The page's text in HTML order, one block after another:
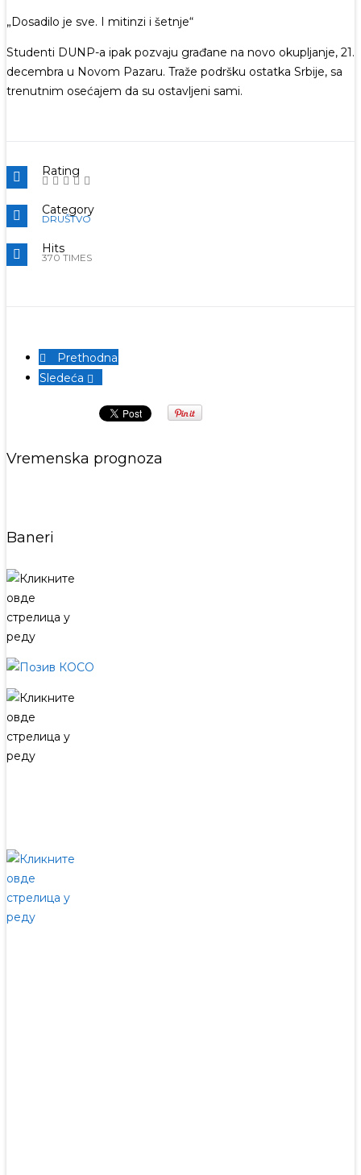
„Dosadilo je sve. I mitinzi i šetnje“
Studenti DUNP-a ipak pozvaju građane na novo okupljanje, 21.
decembra u Novom Pazaru. Traže podršku ostatka Srbije, sa
trenutnim osećajem da su ostavljeni sami.
Rating
Category
DRUŠTVO
Hits
370 TIMES
Prethodna
Sledeća
Vremenska prognoza
Baneri